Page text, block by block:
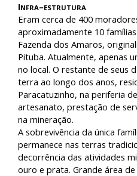
INFRA–ESTRUTURA
Eram cerca de 400
aproximadamente 10
Fazenda dos Amaros,
Pituba. Atualmente, apenas
no local. O restante de seus
terra ao longo dos anos,
Paracatuzinho, na periferia
artesanato, prestação de
na mineração.
A sobrevivência da única
permanece nas terras
decorrência das atividades
ouro e prata. Grande área